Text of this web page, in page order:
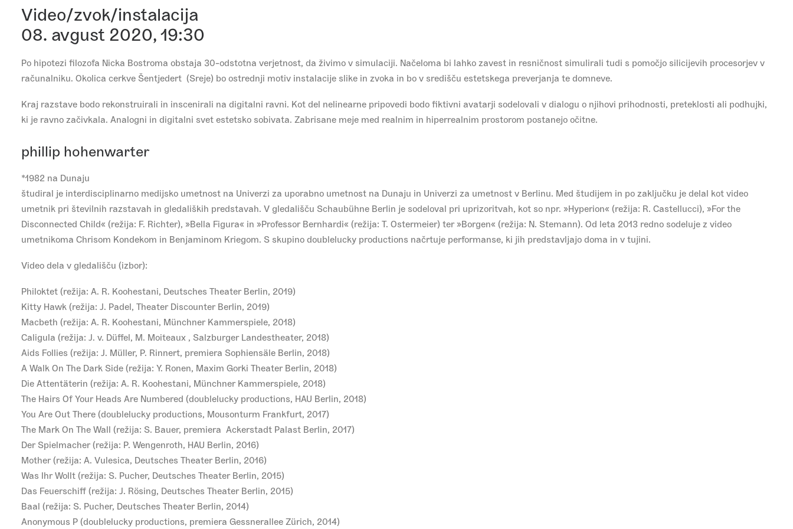
Video/zvok/instalacija
08. avgust 2020, 19:30
Po hipotezi filozofa Nicka Bostroma obstaja 30-odstotna verjetnost, da živimo v simulaciji. Načeloma bi lahko zavest in resničnost simulirali tudi s pomočjo silicijevih procesorjev v
računalniku. Okolica cerkve Šentjedert (Sreje) bo ostrednji motiv instalacije slike in zvoka in bo v središču estetskega preverjanja te domneve.
Kraj razstave bodo rekonstruirali in inscenirali na digitalni ravni. Kot del nelinearne pripovedi bodo fiktivni avatarji sodelovali v dialogu o njihovi prihodnosti, preteklosti ali podhujki,
ki je ravno začivkala. Analogni in digitalni svet estetsko sobivata. Zabrisane meje med realnim in hiperrealnim prostorom postanejo očitne.
phillip hohenwarter
*1982 na Dunaju
študiral je interdisciplinarno medijsko umetnost na Univerzi za uporabno umetnost na Dunaju in Univerzi za umetnost v Berlinu. Med študijem in po zaključku je delal kot video
umetnik pri številnih razstavah in gledaliških predstavah. V gledališču Schaubühne Berlin je sodeloval pri uprizoritvah, kot so npr. »Hyperion« (režija: R. Castellucci), »For the
Disconnected Child« (režija: F. Richter), »Bella Figura« in »Professor Bernhardi« (režija: T. Ostermeier) ter »Borgen« (režija: N. Stemann). Od leta 2013 redno sodeluje z video
umetnikoma Chrisom Kondekom in Benjaminom Kriegom. S skupino doublelucky productions načrtuje performanse, ki jih predstavljajo doma in v tujini.
Video dela v gledališču (izbor):
Philoktet (režija: A. R. Koohestani, Deutsches Theater Berlin, 2019)
Kitty Hawk (režija: J. Padel, Theater Discounter Berlin, 2019)
Macbeth (režija: A. R. Koohestani, Münchner Kammerspiele, 2018)
Caligula (režija: J. v. Düffel, M. Moiteaux , Salzburger Landestheater, 2018)
Aids Follies (režija: J. Müller, P. Rinnert, premiera Sophiensäle Berlin, 2018)
A Walk On The Dark Side (režija: Y. Ronen, Maxim Gorki Theater Berlin, 2018)
Die Attentäterin (režija: A. R. Koohestani, Münchner Kammerspiele, 2018)
The Hairs Of Your Heads Are Numbered (doublelucky productions, HAU Berlin, 2018)
You Are Out There (doublelucky productions, Mousonturm Frankfurt, 2017)
The Mark On The Wall (režija: S. Bauer, premiera Ackerstadt Palast Berlin, 2017)
Der Spielmacher (režija: P. Wengenroth, HAU Berlin, 2016)
Mother (režija: A. Vulesica, Deutsches Theater Berlin, 2016)
Was Ihr Wollt (režija: S. Pucher, Deutsches Theater Berlin, 2015)
Das Feuerschiff (režija: J. Rösing, Deutsches Theater Berlin, 2015)
Baal (režija: S. Pucher, Deutsches Theater Berlin, 2014)
Anonymous P (doublelucky productions, premiera Gessnerallee Zürich, 2014)